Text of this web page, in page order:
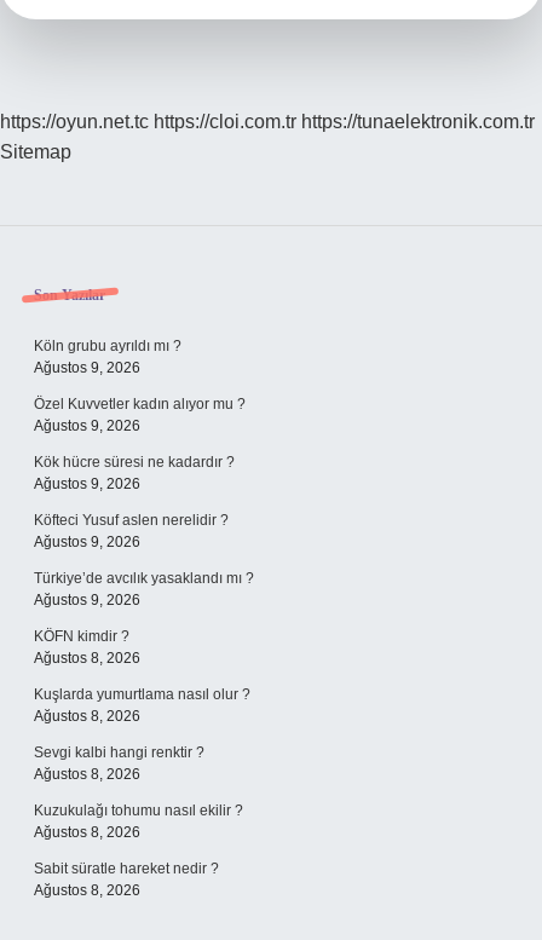
https://oyun.net.tc https://cloi.com.tr https://tunaelektronik.com.tr
Sitemap
Sidebar
Son Yazılar
Köln grubu ayrıldı mı ?
Ağustos 9, 2026
Özel Kuvvetler kadın alıyor mu ?
Ağustos 9, 2026
Kök hücre süresi ne kadardır ?
Ağustos 9, 2026
Köfteci Yusuf aslen nerelidir ?
Ağustos 9, 2026
Türkiye’de avcılık yasaklandı mı ?
Ağustos 9, 2026
KÖFN kimdir ?
Ağustos 8, 2026
Kuşlarda yumurtlama nasıl olur ?
Ağustos 8, 2026
Sevgi kalbi hangi renktir ?
Ağustos 8, 2026
Kuzukulağı tohumu nasıl ekilir ?
Ağustos 8, 2026
Sabit süratle hareket nedir ?
Ağustos 8, 2026